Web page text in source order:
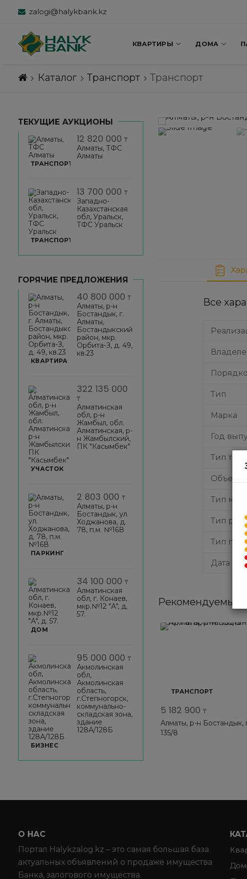
zalogi@halykbank.kz
КВАРТИРЫ ДОМА
Каталог Транспорт Транспорт
Все
Тип
Марка
Год
Тип
Объем
Тип
Тип
Тип
Дата
Рекомендуемые
ТРАНСПОРТ
5 182 900 ₸
Алматы, р-н Бостандык,
135/8
ТЕКУЩИЕ АУКЦИОНЫ
ТРАНСПОРТ
12 820 000 ₸
Алматы, ТФС
Алматы
ТРАНСПОРТ
13 700 000 ₸
Западно-
Казахстанская
обл, Уральск,
ТФС Уральск
ГОРЯЧИЕ ПРЕДЛОЖЕНИЯ
КВАРТИРА
40 800 000 ₸
Алматы, р-н
Бостандык, г.
Алматы,
Бостандыкский
район, мкр.
Орбита-З, д. 49,
кв.23
УЧАСТОК
322 135 000
₸
Алматинская
обл, р-н
Жамбыл, обл.
Алматинская, р-
н Жамбылский,
ПК "Касымбек"
ПАРКИНГ
2 803 000 ₸
Алматы, р-н
Бостандык, ул.
Ходжанова, д.
78, п.м. №16В
ДОМ
34 100 000 ₸
Алматинская
обл, г. Конаев,
мкр.№12 "А", д.
57.
БИЗНЕС
95 000 000 ₸
Акмолинская
обл,
Акмолинская
область,
г.Степногорск,
коммунально-
складская зона,
здание
128А/128Б
О НАС
Портал Halykzalog.kz – это самая большая база
актуальных объявлений о продаже имущества
Банка, залогового имущества.